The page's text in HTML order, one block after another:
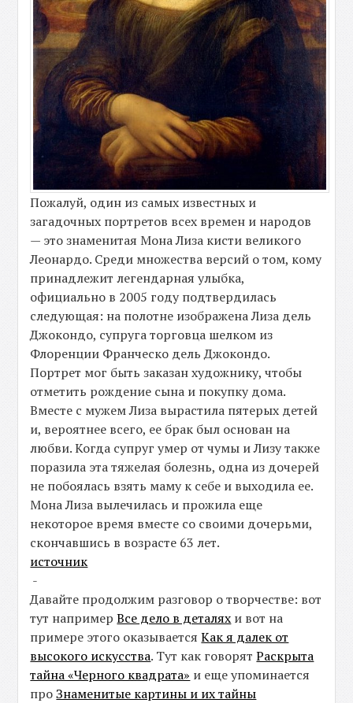
Пожалуй, один из самых известных и
загадочных портретов всех времен и народов
— это знаменитая Мона Лиза кисти великого
Леонардо. Среди множества версий о том, кому
принадлежит легендарная улыбка,
официально в 2005 году подтвердилась
следующая: на полотне изображена Лиза дель
Джокондо, супруга торговца шелком из
Флоренции Франческо дель Джокондо.
Портрет мог быть заказан художнику, чтобы
отметить рождение сына и покупку дома.
Вместе с мужем Лиза вырастила пятерых детей
и, вероятнее всего, ее брак был основан на
любви. Когда супруг умер от чумы и Лизу также
поразила эта тяжелая болезнь, одна из дочерей
не побоялась взять маму к себе и выходила ее.
Мона Лиза вылечилась и прожила еще
некоторое время вместе со своими дочерьми,
скончавшись в возрасте 63 лет.
источник
-
Давайте продолжим разговор о творчестве: вот
тут напримерВсе дело в деталях и вот на
примере этого оказываетсяКак я далек от
высокого искусства. Тут как говорятРаскрыта
тайна «Черного квадрата» и еще упоминается
проЗнаменитые картины и их тайны